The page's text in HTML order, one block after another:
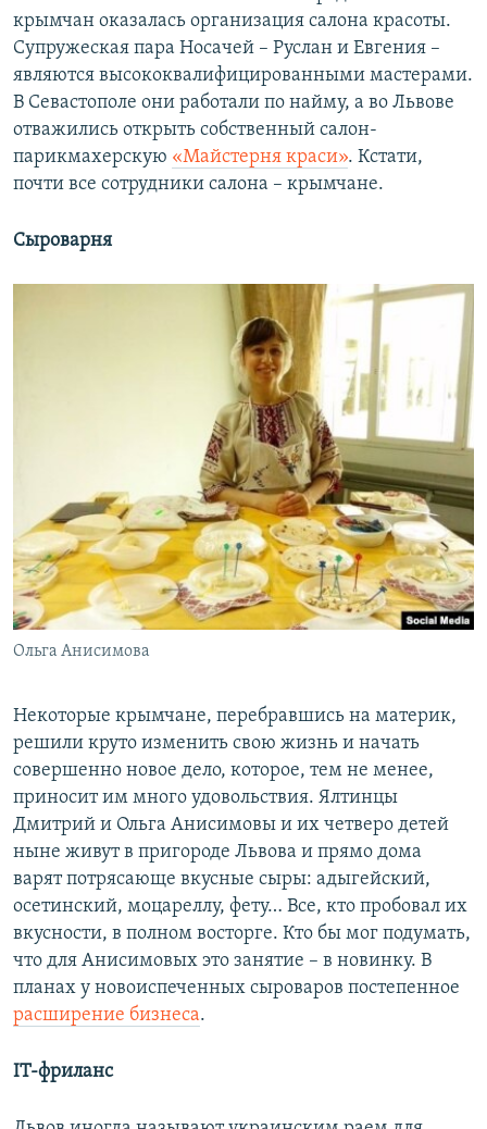
крымчан оказалась организация салона красоты.
Супружеская пара Носачей – Руслан и Евгения –
являются высококвалифицированными мастерами.
В Севастополе они работали по найму, а во Львове
отважились открыть собственный салон-
парикмахерскую «Майстерня краси». Кстати,
почти все сотрудники салона – крымчане.
Сыроварня
Ольга Анисимова
Некоторые крымчане, перебравшись на материк,
решили круто изменить свою жизнь и начать
совершенно новое дело, которое, тем не менее,
приносит им много удовольствия. Ялтинцы
Дмитрий и Ольга Анисимовы и их четверо детей
ныне живут в пригороде Львова и прямо дома
варят потрясающе вкусные сыры: адыгейский,
осетинский, моцареллу, фету… Все, кто пробовал их
вкусности, в полном восторге. Кто бы мог подумать,
что для Анисимовых это занятие – в новинку. В
планах у новоиспеченных сыроваров постепенное
расширение бизнеса.
IT-фриланс